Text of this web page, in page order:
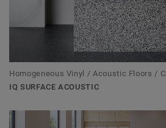
Homogeneous Vinyl / Acoustic Floors /
IQ SURFACE ACOUSTIC